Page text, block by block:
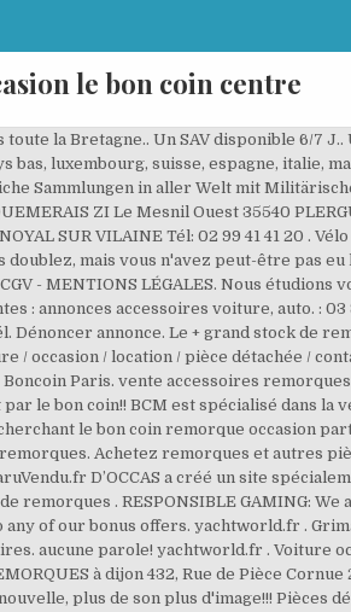
le bon coin centre
la Bretagne.. Un SAV disponible 6/7
luxembourg, suisse, espagne, italie,
Sammlungen in aller Welt mit
ZI Le Mesnil Ouest 35540
SUR VILAINE Tél: 02 99 41 41 20 .
doublez, mais vous n'avez peut-être pas
- MENTIONS LÉGALES. Nous
: annonces accessoires voiture, auto. : 03
Dénoncer annonce. Le + grand stock de
/ occasion / location / pièce détachée /
Paris. vente accessoires
le bon coin!! BCM est spécialisé dans la
le bon coin remorque occasion
Achetez remorques et autres
D’OCCAS a créé un site
. RESPONSIBLE GAMING: We
of our bonus offers. yachtworld.fr .
aucune parole! yachtworld.fr . Voiture
à dijon 432, Rue de Pièce
plus de son plus d'image!!! Pièces